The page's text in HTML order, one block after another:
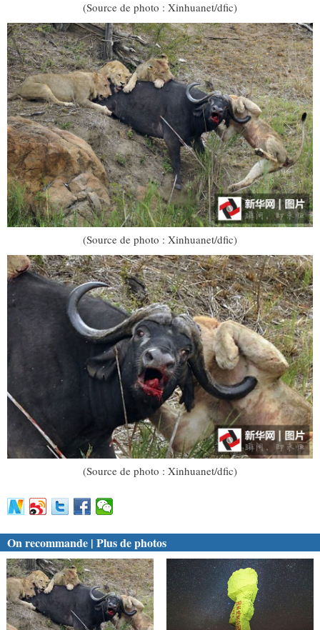
(Source de photo : Xinhuanet/dfic)
(Source de photo : Xinhuanet/dfic)
(Source de photo : Xinhuanet/dfic)
On recommande | Plus de photos